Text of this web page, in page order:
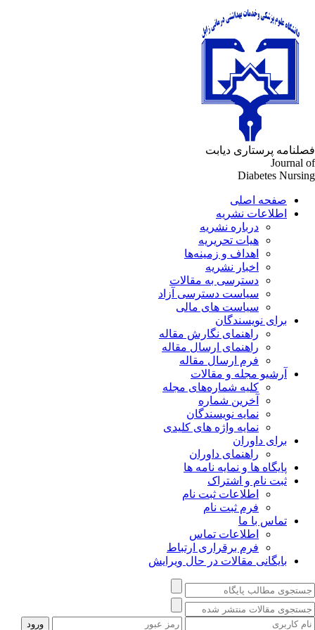
پرستاری دیابت
Journal
Diabetes
صفحه اصلی
اطلاعات نشریه
درباره نشریه
هیات تحریریه
اهداف و زمینه‌ها
اخبار نشریه
دسترسی به مقالات
سیاست دسترسی آزاد
سیاست های مالی
برای نویسندگان
راهنمای نگارش مقاله
راهنمای ارسال مقاله
فرم ارسال مقاله
آرشیو مجله و مقالات
کلیه شماره‌های مجله
آخرین شماره
نمایه نویسندگان
نمایه واژه های کلیدی
برای داوران
راهنمای داوران
پایگاه ها و نمایه نامه ها
ثبت نام و اشتراک
اطلاعات ثبت نام
فرم ثبت نام
تماس با ما
اطلاعات تماس
فرم برقراری ارتباط
بایگانی مقالات در حال ویرایش